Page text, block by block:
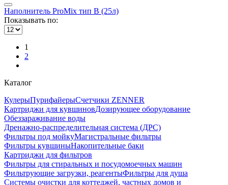
Наполнитель ProMix тип В (25л)
Показывать по:
1
2
Каталог
КулерыПурифайерыСчетчики ZENNER
Картриджи для кувшиновДозирующее оборудование
Обеззараживание воды
Дренажно-распределительная система (ДРС)
Фильтры под мойкуМагистральные фильтры
Фильтры кувшиныНакопительные баки
Картриджи для фильтров
Фильтры для стиральных и посудомоечных машин
Фильтрующие загрузки, реагентыФильтры для душа
Системы очистки для коттеджей, частных домов и